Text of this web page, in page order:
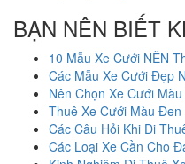
BẠN NÊN BIẾT
10 Mẫu Xe Cưới NÊN
Các Mẫu Xe Cưới Đẹp
Nên Chọn Xe Cưới
Thuê Xe Cưới Màu Đen
Các Câu Hỏi Khi Đi
Các Loại Xe Cần Cho